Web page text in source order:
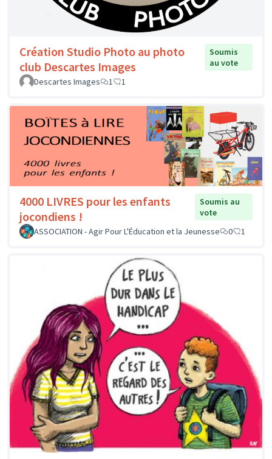
Création Studio Photo au photo
club Descartes Images
Soumis
au vote
Descartes Images
1 1
4000 LIVRES pour les enfants
jocondiens !
Soumis au
vote
ASSOCIATION - Agir Pour L'Éducation et la Jeunesse
0 1